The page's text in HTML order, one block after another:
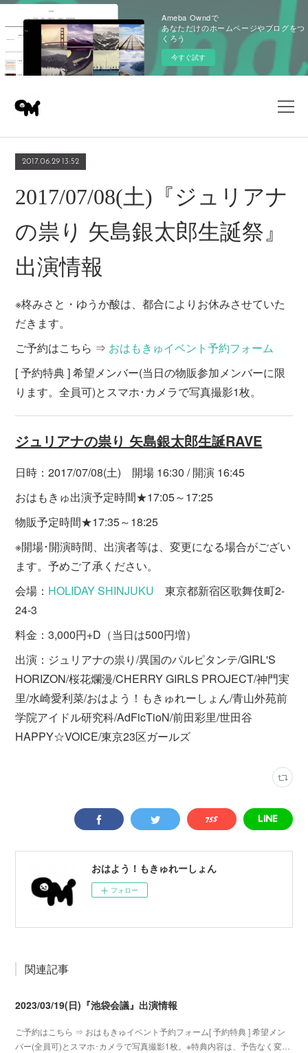
Ameba Owndで
あなただけのホームページやブログをつ
くろう
今すぐ試す
2017.06.29 13:52
2017/07/08(土)『ジュリアナ
の祟り 矢島銀太郎生誕祭』
出演情報
※柊みさと・ゆうか酸は、都合によりお休みさせていた
だきます。
ご予約はこちら ⇒ おはもきゅイベント予約フォーム
[ 予約特典 ] 希望メンバー(当日の物販参加メンバーに限
ります。全員可)とスマホ･カメラで写真撮影1枚。
ジュリアナの祟り 矢島銀太郎生誕RAVE
日時：2017/07/08(土) 開場 16:30 / 開演 16:45
おはもきゅ出演予定時間★17:05～17:25
物販予定時間★17:35～18:25
※開場･開演時間、出演者等は、変更になる場合がござい
ます。予めご了承ください。
会場： HOLIDAY SHINJUKU 東京都新宿区歌舞伎町2-
24-3
料金：3,000円+D（当日は500円増）
出演：ジュリアナの祟り/異国のパルピタンテ/GIRL'S
HORIZON/桜花爛漫/CHERRY GIRLS PROJECT/神門実
里/水崎愛利菜/おはよう！もきゅれーしょん/青山外苑前
学院アイドル研究科/AdFicTioN/前田彩里/世田谷
HAPPY☆VOICE/東京23区ガールズ
おはよう！もきゅれーしょん
フォロー
関連記事
2023/03/19(日)『池袋会議』出演情報
ご予約はこちら ⇒ おはもきゅイベント予約フォーム[ 予約特典 ] 希望メン
バー(全員可)とスマホ･カメラで写真撮影1枚。※特典内容は、予告なく変…